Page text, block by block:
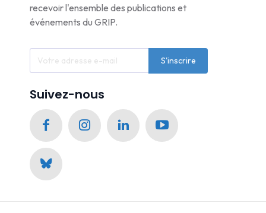
recevoir l'ensemble des publications et
événements du GRIP.
S'inscrire
Suivez-nous